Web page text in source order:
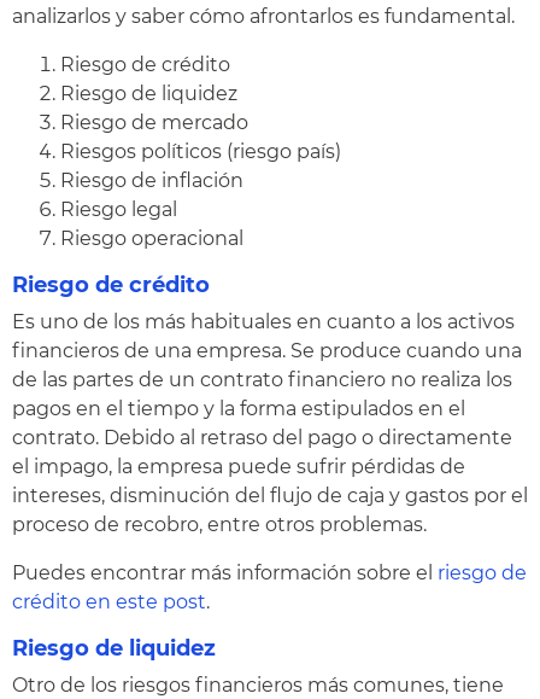
analizarlos y saber cómo afrontarlos es fundamental.
Riesgo de crédito
Riesgo de liquidez
Riesgo de mercado
Riesgos políticos (riesgo país)
Riesgo de inflación
Riesgo legal
Riesgo operacional
Riesgo de crédito
Es uno de los más habituales en cuanto a los activos
financieros de una empresa. Se produce cuando una
de las partes de un contrato financiero no realiza los
pagos en el tiempo y la forma estipulados en el
contrato. Debido al retraso del pago o directamente
el impago, la empresa puede sufrir pérdidas de
intereses, disminución del flujo de caja y gastos por el
proceso de recobro, entre otros problemas.
Puedes encontrar más información sobre el riesgo de
crédito en este post.
Riesgo de liquidez
Otro de los riesgos financieros más comunes, tiene